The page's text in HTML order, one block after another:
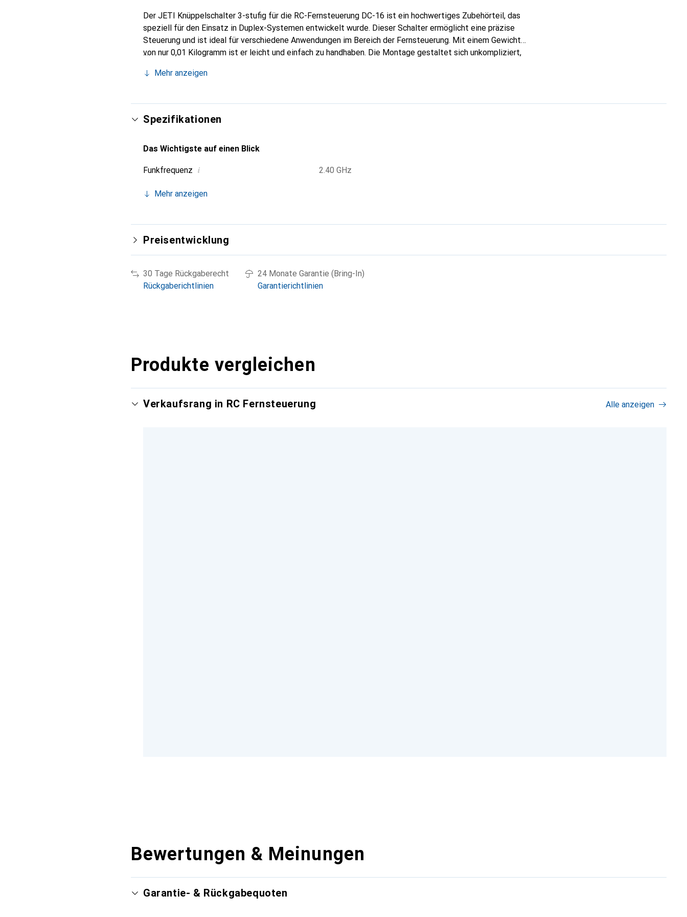
Der JETI Knüppelschalter 3-stufig für die RC-Fernsteuerung DC-16 ist ein hochwertiges Zubehörteil, das
speziell für den Einsatz in Duplex-Systemen entwickelt wurde. Dieser Schalter ermöglicht eine präzise
Steuerung und ist ideal für verschiedene Anwendungen im Bereich der Fernsteuerung. Mit einem Gewicht
von nur 0,01 Kilogramm ist er leicht und einfach zu handhaben. Die Montage gestaltet sich unkompliziert,
ist in Deutschland hergestellt und bietet eine zuverlässige Leistung für anspruchsvolle Nutzer. Er ist eine
ist ein unverzichtbares Element für jeden, der Wert auf Qualität und Funktionalität legt.
Mehr anzeigen
Spezifikationen
Das Wichtigste auf einen Blick
Funkfrequenz i 2.40 GHz
Mehr anzeigen
Preisentwicklung
30 Tage Rückgaberecht
Rückgaberichtlinien
24 Monate Garantie (Bring-In)
Garantierichtlinien
Produkte vergleichen
Verkaufsrang in RC Fernsteuerung Alle anzeigen
Bewertungen & Meinungen
Garantie- & Rückgabequoten